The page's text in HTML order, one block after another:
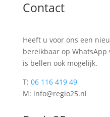
Contact
Heeft u voor ons een
bereikbaar op WhatsApp
is bellen ook mogelijk.
T: 06 116 419 49
M: info@regio25.nl